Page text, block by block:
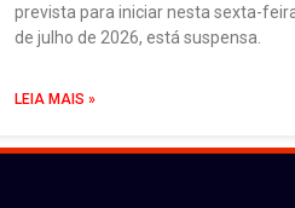
prevista para iniciar nesta sexta-
de julho de 2026, está suspensa.
LEIA MAIS »